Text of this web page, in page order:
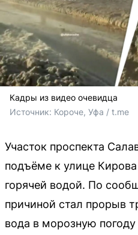
Кадры из видео очевидца
Источник: Короче, Уфа / t.me
Участок проспекта
подъёме к улице Кирова
горячей водой. По
причиной стал прорыв
вода в морозную